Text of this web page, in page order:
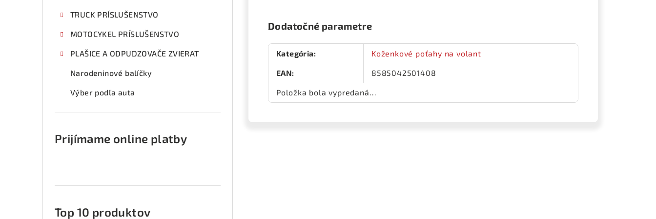
TRUCK PRÍSLUŠENSTVO
MOTOCYKEL PRÍSLUŠENSTVO
PLAŠICE A ODPUDZOVAČE ZVIERAT
Narodeninové balíčky
Výber podľa auta
Prijímame online platby
Top 10 produktov
Dodatočné parametre
Kategória: Koženkové poťahy na volant
EAN: 8585042501408
Položka bola vypredaná…